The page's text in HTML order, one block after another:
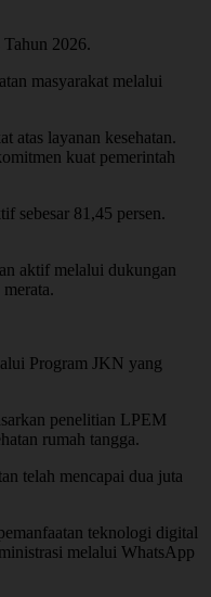
2026.
masyarakat melalui
atas layanan kesehatan.
kuat pemerintah
sebesar 81,45 persen.
aktif melalui dukungan
Program JKN yang
penelitian LPEM
rumah tangga.
telah mencapai dua juta
teknologi digital
melalui WhatsApp